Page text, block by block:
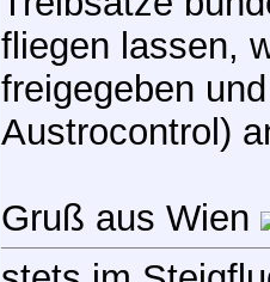
fliegen lassen,
freigegeben
Austrocontrol)
Gruß aus Wien